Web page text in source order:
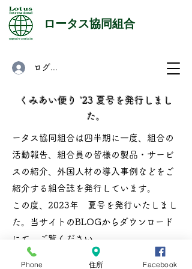
​ロータス協同組合
ログイン
くみあい便り '23 夏号を発行しまし
た。
ータス協同組合は四半期に一度、組合の
活動報告、組合員の皆様の製品・サービ
スの紹介、外国人材の導入事例などをご
紹介する組合誌を発行しています。
この度、2023年 夏号を発行いたしまし
た。当サイトのBLOGからダウンロード
にて、ご覧ください。
Phone 住所 Facebook